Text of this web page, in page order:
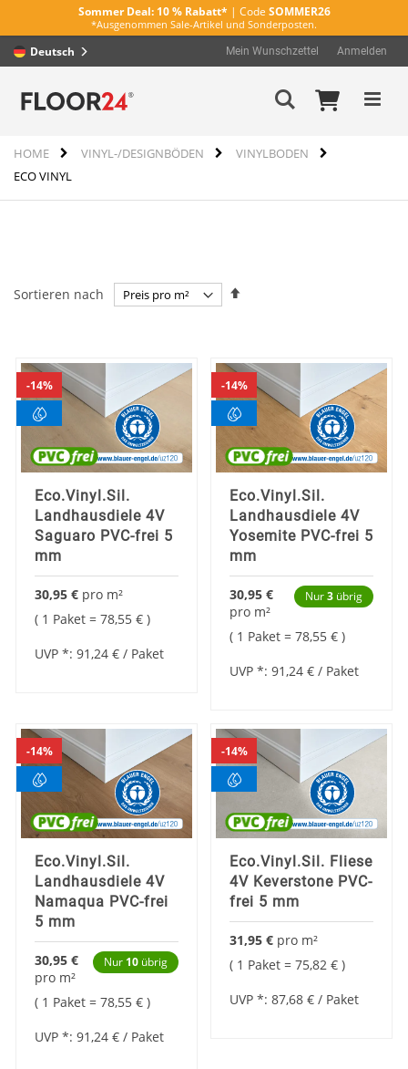
Sommer Deal: 10 % Rabatt* | Code SOMMER26
*Ausgenommen Sale-Artikel und Sonderposten.
Mein
Mein Wunschzettel Anmelden
Suche
HOME VINYL-/DESIGNBÖDEN
VINYLBODEN
ECO VINYL
Sortieren nach
In
14%
Eco.Vinyl.Sil.
Landhausdiele 4V
Saguaro PVC-frei 5
mm
30,95 € pro m²
1 Paket = 78,55 €
UVP *: 91,24 € / Paket
14%
Eco.Vinyl.Sil.
Landhausdiele 4V
Yosemite PVC-frei 5
mm
Nur3 übrig
30,95 €
pro m²
1 Paket = 78,55 €
UVP *: 91,24 € / Paket
14%
Eco.Vinyl.Sil.
Landhausdiele 4V
Namaqua PVC-frei
5 mm
Nur 10 übrig
30,95 €
pro m²
1 Paket = 78,55 €
UVP *: 91,24 € / Paket
14%
Eco.Vinyl.Sil. Fliese
4V Keverstone PVC-
frei 5 mm
31,95 € pro m²
1 Paket = 75,82 €
UVP *: 87,68 € / Paket
Deutsch